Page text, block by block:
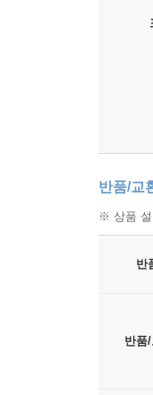
반품/교
※ 상품 설
반
반품